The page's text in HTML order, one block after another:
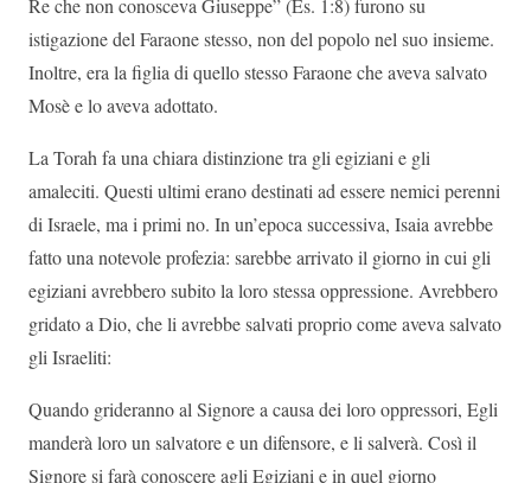
Re che non conosceva Giuseppe” (Es. 1:8) furono su
istigazione del Faraone stesso, non del popolo nel suo insieme.
Inoltre, era la figlia di quello stesso Faraone che aveva salvato
Mosè e lo aveva adottato.
La Torah fa una chiara distinzione tra gli egiziani e gli
amaleciti. Questi ultimi erano destinati ad essere nemici perenni
di Israele, ma i primi no. In un’epoca successiva, Isaia avrebbe
fatto una notevole profezia: sarebbe arrivato il giorno in cui gli
egiziani avrebbero subito la loro stessa oppressione. Avrebbero
gridato a Dio, che li avrebbe salvati proprio come aveva salvato
gli Israeliti:
Quando grideranno al Signore a causa dei loro oppressori, Egli
manderà loro un salvatore e un difensore, e li salverà. Così il
Signore si farà conoscere agli Egiziani e in quel giorno